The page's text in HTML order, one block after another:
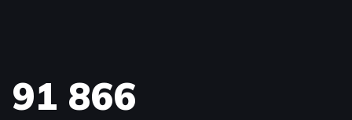
91 866